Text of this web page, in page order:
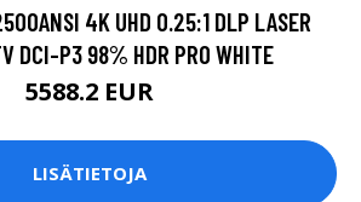
4K UHD 0.25:1 DLP LASER
DCI-P3 98% HDR PRO WHITE
5588.2 EUR
LISÄTIETOJA